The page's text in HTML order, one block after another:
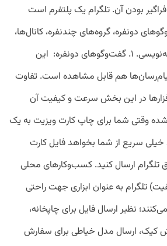
فراگیر بودن آن. تلگرام یک پلتفرم است
دونفره، گروه‌های چندنفره، کانال‌ها،
روبات‌ها و Apiهای برنامه‌نویسی. ۱. گفت‌وگو‌های دونفره: ‌ این
هم قابل مشاهده است. تفاوت
در این بخش سرعت و کیفیت آن
وقتی شما برای چاپ کارت ویزیت به یک
سریع از شما بخواهد فایل کارت‌
تلگرام ارسال کنید. کسب‌وکارهای محلی
تلگرام به عنوان ابزاری جهت راحتی
نظیر ارسال فایل برای چاپخانه،
کیک، ارسال مدل خیاطی برای سفارش